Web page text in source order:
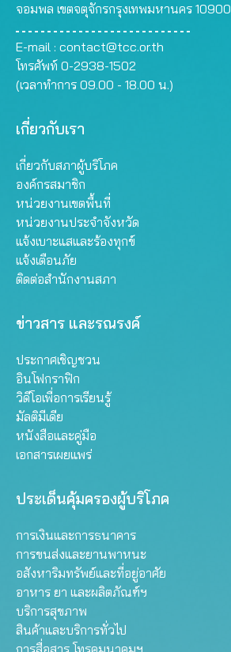
จอมพล เขตจตุจักรกรุงเทพมหานคร 10900
E-mail : contact@tcc.or.th
โทรศัพท์ 0-2938-1502
(เวลาทำการ 09.00 - 18.00 น.)
เกี่ยวกับเรา
เกี่ยวกับสภาผู้บริโภค
องค์กรสมาชิก
หน่วยงานเขตพื้นที่
หน่วยงานประจำจังหวัด
แจ้งเบาะแสและร้องทุกข์
แจ้งเตือนภัย
ติดต่อสำนักงานสภา
ข่าวสาร และรณรงค์
ประกาศเชิญชวน
อินโฟกราฟิก
วิดีโอเพื่อการเรียนรู้
มัลติมีเดีย
หนังสือและคู่มือ
เอกสารเผยแพร่
ประเด็นคุ้มครองผู้บริโภค
การเงินและการธนาคาร
การขนส่งและยานพาหนะ
อสังหาริมทรัพย์และที่อยู่อาศัย
อาหาร ยา และผลิตภัณฑ์ฯ
บริการสุขภาพ
สินค้าและบริการทั่วไป